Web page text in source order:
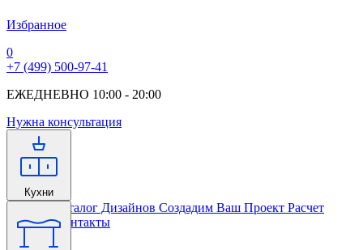
Избранное
0
+7 (499) 500-97-41
ЕЖЕДНЕВНО 10:00 - 20:00
Нужна консультация
Кухни
Главная Каталог Дизайнов Создадим Ваш Проект Расчет
Проекта Контакты